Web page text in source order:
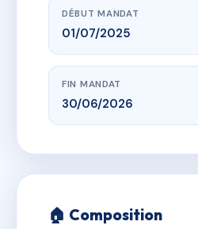
DÉBUT MANDAT
01/07/2025
FIN MANDAT
30/06/2026
🏠 Composition